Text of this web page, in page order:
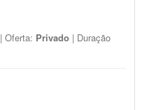
| Oferta: Privado | Duração